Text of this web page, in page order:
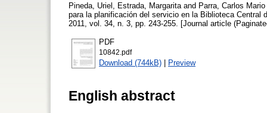
Pineda, Uriel Estrada, Margarita and Parra, Carlos Mario
para la planificación del servicio en la Biblioteca Central
2011, vol. 34, n. 3, pp. 243-255. [Journal article
PDF
10842.pdf
Download (744kB) | Preview
English abstract